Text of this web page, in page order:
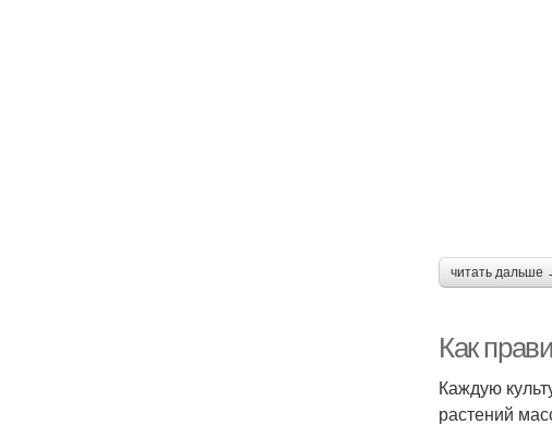
читать дальше
Как
Каждую
растений